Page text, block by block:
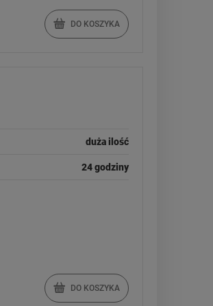
DO KOSZYKA
duża ilość
24 godziny
DO KOSZYKA